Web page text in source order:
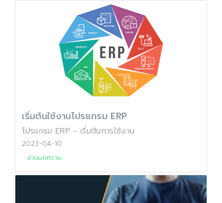
เริ่มต้นใช้งานโปรแกรม ERP
โปรแกรม ERP - เริ่มต้นการใช้งาน
2023-04-10
อ่านบทความ